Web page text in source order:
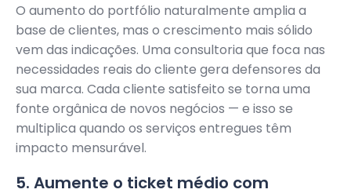
O aumento do portfólio naturalmente amplia a
base de clientes, mas o crescimento mais sólido
vem das indicações. Uma consultoria que foca nas
necessidades reais do cliente gera defensores da
sua marca. Cada cliente satisfeito se torna uma
fonte orgânica de novos negócios — e isso se
multiplica quando os serviços entregues têm
impacto mensurável.
5. Aumente o ticket médio com